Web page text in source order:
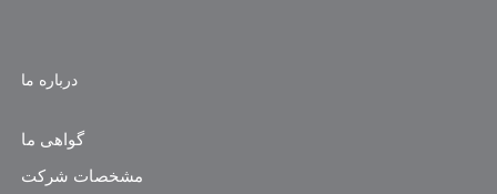
درباره ما
گواهی ما
مشخصات شرکت